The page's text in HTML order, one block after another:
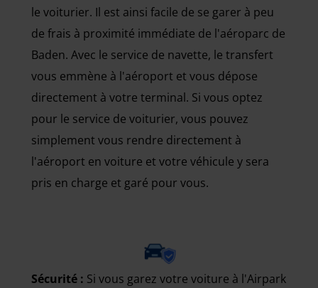
le voiturier. Il est ainsi facile de se garer à peu
de frais à proximité immédiate de l'aéroparc de
Baden. Avec le service de navette, le transfert
vous emmène à l'aéroport et vous dépose
directement à votre terminal. Si vous optez
pour le service de voiturier, vous pouvez
simplement vous rendre directement à
l'aéroport en voiture et votre véhicule y sera
pris en charge et garé pour vous.
Sécurité : Si vous garez votre voiture à l'Airpark